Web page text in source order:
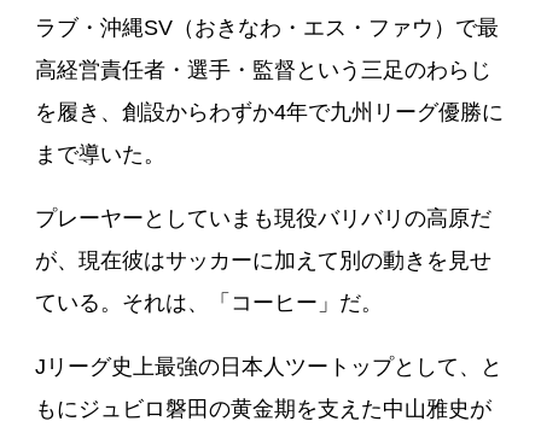
ラブ・沖縄SV（おきなわ・エス・ファウ）で最
高経営責任者・選手・監督という三足のわらじ
を履き、創設からわずか4年で九州リーグ優勝に
まで導いた。
プレーヤーとしていまも現役バリバリの高原だ
が、現在彼はサッカーに加えて別の動きを見せ
ている。それは、「コーヒー」だ。
Jリーグ史上最強の日本人ツートップとして、と
もにジュビロ磐田の黄金期を支えた中山雅史が